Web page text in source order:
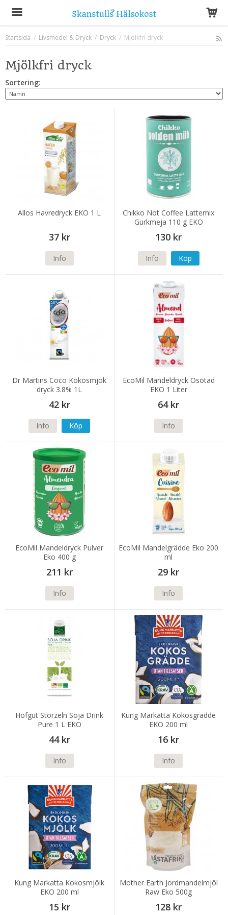
Startsida / Livsmedel & Dryck / Dryck / Mjölkfri dryck
Mjölkfri dryck
Sortering:
Allos Havredryck EKO 1 L
37 kr
Info
Chikko Not Coffee Lattemix
Gurkmeja 110 g EKO
130 kr
Info Köp
Dr Martins Coco Kokosmjök
dryck 3.8% 1L
42 kr
Info Köp
EcoMil Mandeldryck Osötad
EKO 1 Liter
64 kr
Info
EcoMil Mandeldryck Pulver
Eko 400 g
211 kr
Info
EcoMil Mandelgrädde Eko 200
ml
29 kr
Info
Hofgut Storzeln Soja Drink
Pure 1 L EKO
44 kr
Info
Kung Markatta Kokosgrädde
EKO 200 ml
16 kr
Info
Kung Markatta Kokosmjölk
EKO 200 ml
15 kr
Mother Earth Jordmandelmjöl
Raw Eko 500g
128 kr